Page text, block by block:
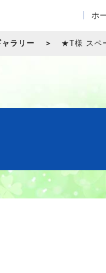
ホ
ラリー ★T様 スペ